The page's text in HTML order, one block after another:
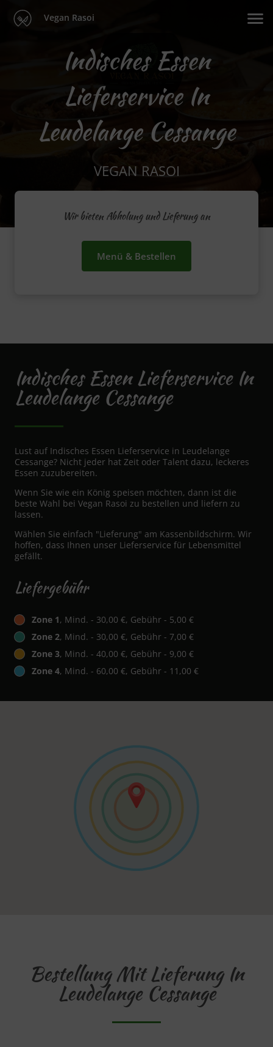
Vegan Rasoi
Indisches Essen
Lieferservice In
Leudelange Cessange
VEGAN RASOI
Wir bieten Abholung und Lieferung an
Menü & Bestellen
Indisches Essen Lieferservice In
Leudelange Cessange
Lust auf Indisches Essen Lieferservice in Leudelange
Cessange? Nicht jeder hat Zeit oder Talent dazu, leckeres
Essen zuzubereiten.
Wenn Sie wie ein König speisen möchten, dann ist die
beste Wahl bei Vegan Rasoi zu bestellen und liefern zu
lassen.
Wählen Sie einfach "Lieferung" am Kassenbildschirm. Wir
hoffen, dass Ihnen unser Lieferservice für Lebensmittel
gefällt.
Liefergebühr
Zone 1, Mind. - 30,00 €, Gebühr - 5,00 €
Zone 2, Mind. - 30,00 €, Gebühr - 7,00 €
Zone 3, Mind. - 40,00 €, Gebühr - 9,00 €
Zone 4, Mind. - 60,00 €, Gebühr - 11,00 €
Bestellung Mit Lieferung In
Leudelange Cessange